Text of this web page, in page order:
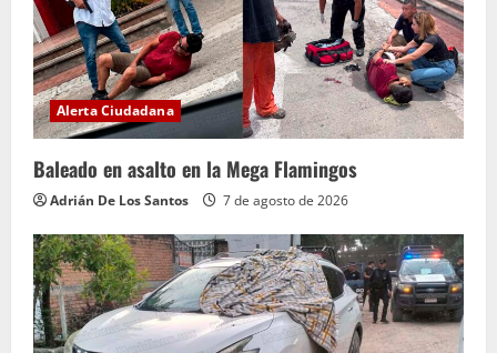
n
d
o Alerta Ciudadana
Baleado en asalto en la Mega Flamingos
Adrián De Los Santos 7 de agosto de 2026